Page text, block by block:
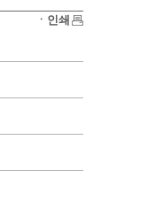
ㆍ인쇄